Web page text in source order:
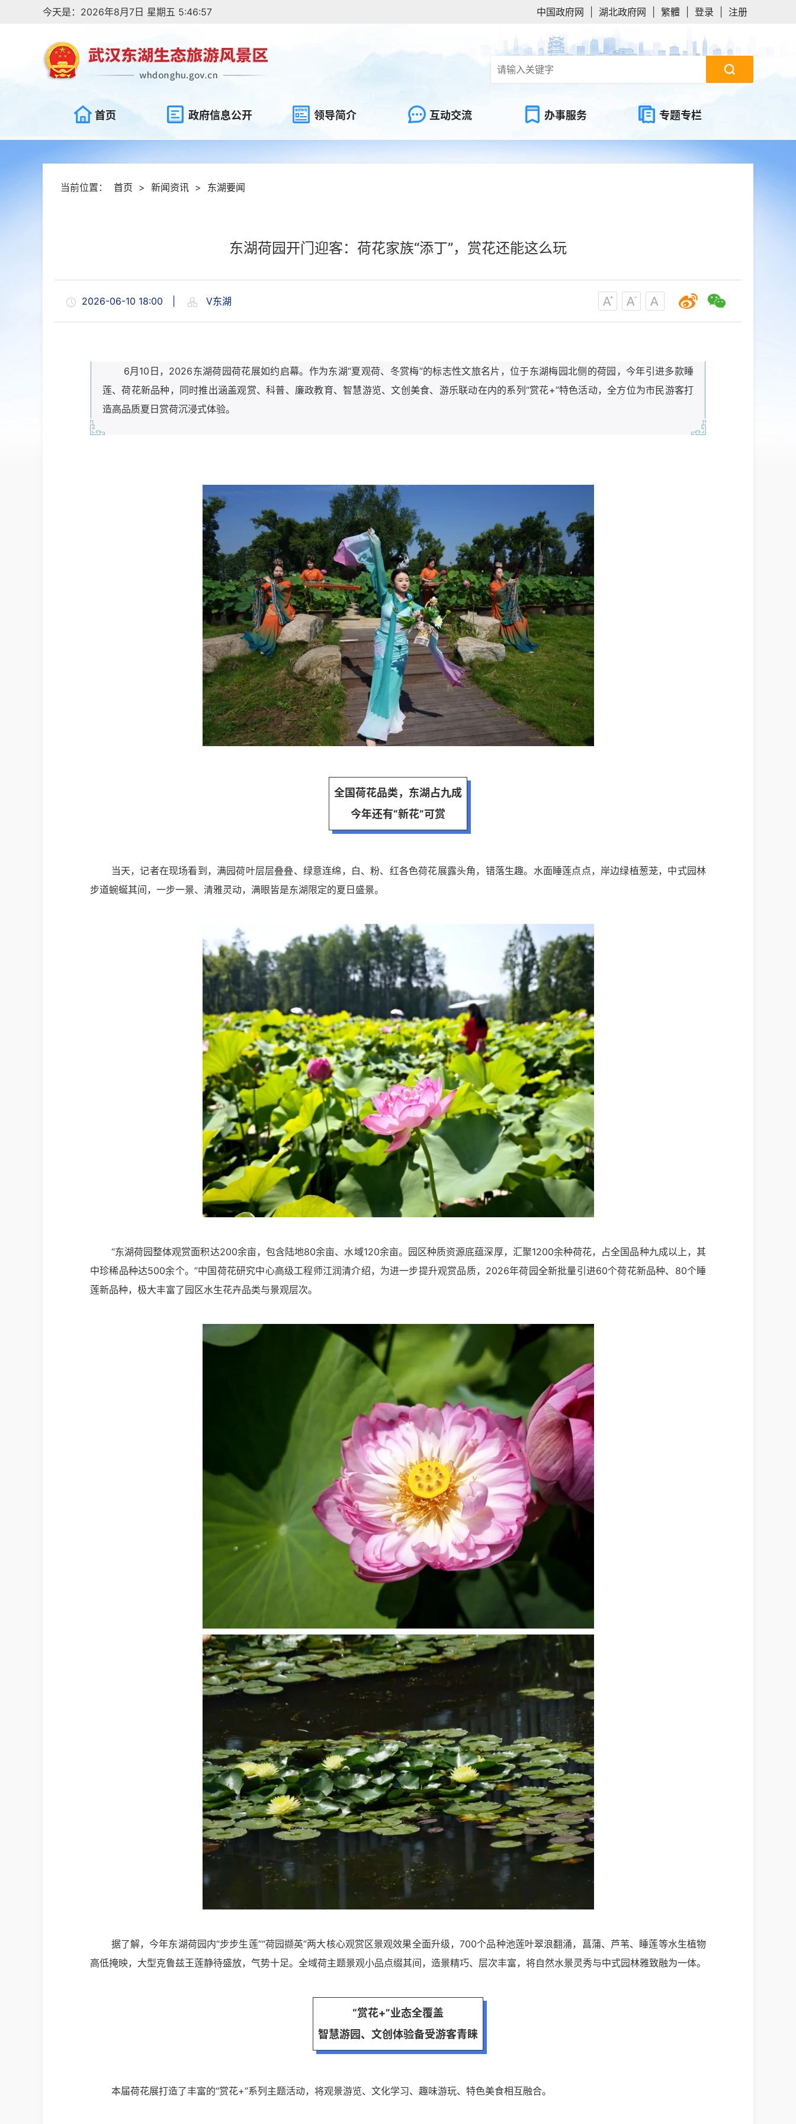
今天是：2026年8月7日 星期五 5:46:57 中国政府网 湖北政府网 繁體 登录 注册
首页 政府信息公开 领导简介 互动交流 办事服务 专题专栏
当前位置： 首页 > 新闻资讯 > 东湖要闻
东湖荷园开门迎客：荷花家族“添丁”，赏花还能这么玩
2026-06-10 18:00 V东湖
6月10日，2026东湖荷园荷花展如约启幕。作为东湖“夏观荷、冬赏梅”的标志性文旅名片，位于东湖梅园北侧的荷园，今年引进多款睡
莲、荷花新品种，同时推出涵盖观赏、科普、廉政教育、智慧游览、文创美食、游乐联动在内的系列“赏花+”特色活动，全方位为市民游客打
造高品质夏日赏荷沉浸式体验。
全国荷花品类，东湖占九成
今年还有“新花”可赏
当天，记者在现场看到，满园荷叶层层叠叠、绿意连绵，白、粉、红各色荷花展露头角，错落生趣。水面睡莲点点，岸边绿植葱茏，中式园林
步道蜿蜒其间，一步一景、清雅灵动，满眼皆是东湖限定的夏日盛景。
“东湖荷园整体观赏面积达200余亩，包含陆地80余亩、水域120余亩。园区种质资源底蕴深厚，汇聚1200余种荷花，占全国品种九成以上，其
中珍稀品种达500余个。”中国荷花研究中心高级工程师江润清介绍，为进一步提升观赏品质，2026年荷园全新批量引进60个荷花新品种、80个睡
莲新品种，极大丰富了园区水生花卉品类与景观层次。
据了解，今年东湖荷园内“步步生莲”“荷园撷英”两大核心观赏区景观效果全面升级，700个品种池莲叶翠浪翻涌，菖蒲、芦苇、睡莲等水生植物
高低掩映，大型克鲁兹王莲静待盛放，气势十足。全域荷主题景观小品点缀其间，造景精巧、层次丰富，将自然水景灵秀与中式园林雅致融为一体。
“赏花+”业态全覆盖
智慧游园、文创体验备受游客青睐
本届荷花展打造了丰富的“赏花+”系列主题活动，将观景游览、文化学习、趣味游玩、特色美食相互融合。